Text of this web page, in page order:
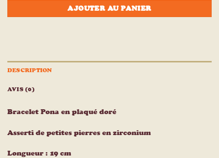
AJOUTER AU PANIER
DESCRIPTION
AVIS (0)
Bracelet Pona en plaqué doré
Asserti de petites pierres en zirconium
Longueur : 19 cm